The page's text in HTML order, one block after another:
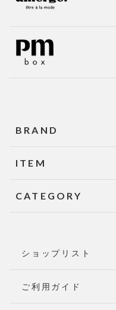
BRAND
ITEM
CATEGORY
ショップリスト
ご利用ガイド